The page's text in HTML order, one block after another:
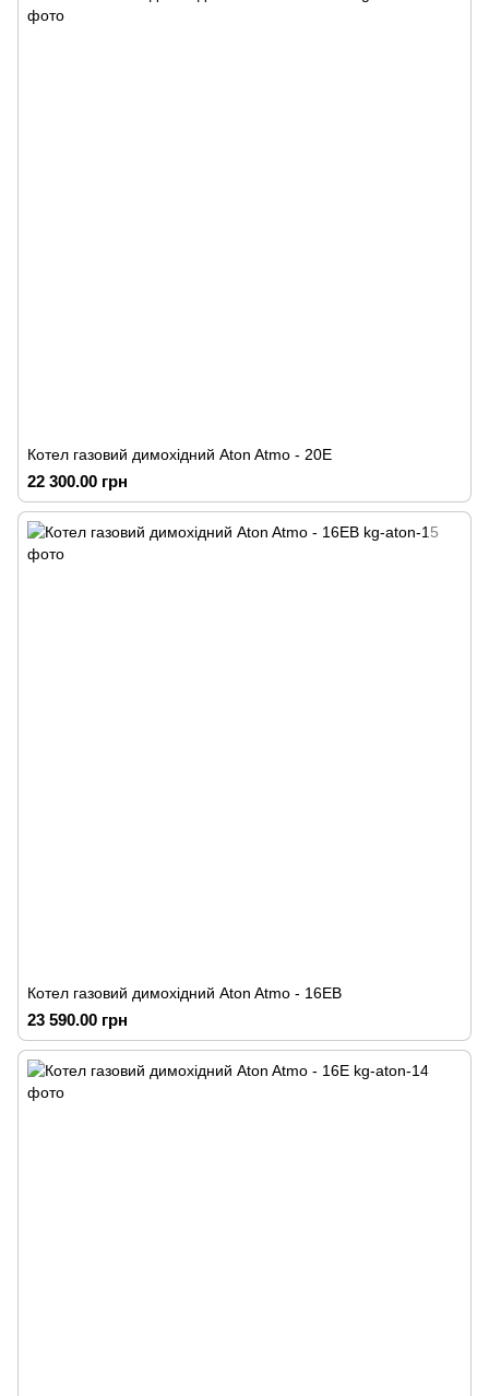
Котел газовий димохідний Аton Atmo - 20Е
22 300.00 грн
Котел газовий димохідний Аton Atmo - 16ЕВ
23 590.00 грн